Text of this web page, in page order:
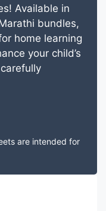
Available in
bundles,
home learning
your child’s
are intended for